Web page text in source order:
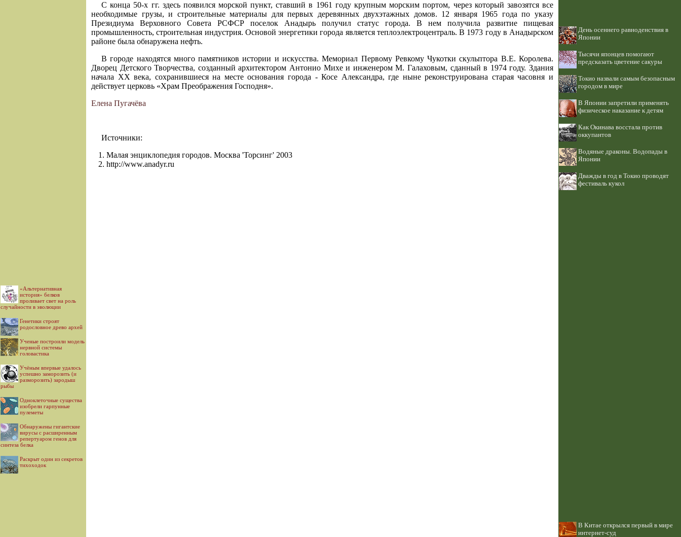
«Альтернативная
история» белков
проливает свет на роль
случайности в эволюции
Генетики строят
родословное древо архей
Ученые построили модель
нервной системы
головастика
Учёным впервые удалось
успешно заморозить (и
разморозить) зародыш
рыбы
Одноклеточные существа
изобрели гарпунные
пулеметы
Обнаружены гигантские
вирусы с расширенным
репертуаром генов для
синтеза белка
Раскрыт один из секретов
тихоходок
С конца 50-х гг. здесь появился морской пункт, ставший в 1961 году крупным морским портом, через который завозятся все
необходимые грузы, и строительные материалы для первых деревянных двухэтажных домов. 12 января 1965 года по указу
Президиума Верховного Совета РСФСР поселок Анадырь получил статус города. В нем получила развитие пищевая
промышленность, строительная индустрия. Основой энергетики города является теплоэлектроцентраль. В 1973 году в Анадырском
районе была обнаружена нефть.
В городе находятся много памятников истории и искусства. Мемориал Первому Ревкому Чукотки скульптора В.Е. Королева.
Дворец Детского Творчества, созданный архитектором Антонио Михе и инженером М. Галаховым, сданный в 1974 году. Здания
начала ХХ века, сохранившиеся на месте основания города - Косе Александра, где ныне реконструирована старая часовня и
действует церковь «Храм Преображения Господня».
Елена Пугачёва
Источники:
Малая энциклопедия городов. Москва 'Торсинг' 2003
http://www.anadyr.ru
День осеннего равноденствия в
Японии
Тысячи японцев помогают
предсказать цветение сакуры
Токио назвали самым безопасным
городом в мире
В Японии запретили применять
физическое наказание к детям
Как Окинава восстала против
оккупантов
Водяные драконы. Водопады в
Японии
Дважды в год в Токио проводят
фестиваль кукол
В Китае открылся первый в мире
интернет-суд